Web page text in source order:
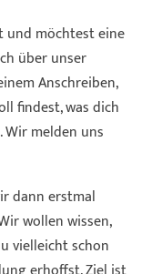
und möchtest eine
über unser
Anschreiben,
findest, was dich
melden uns
dann erstmal
wollen wissen,
vielleicht schon